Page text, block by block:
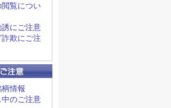
覧につい
にご注意
欺にご注
情報
中のご注意